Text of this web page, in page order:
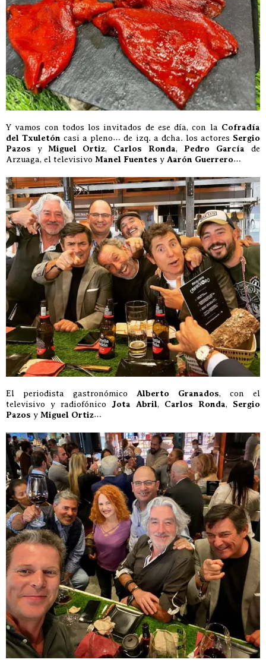
Y vamos con todos los invitados de ese día, con la Cofradía
del Txuletón casi a pleno… de izq. a dcha. los actores Sergio
Pazos y Miguel Ortiz, Carlos Ronda, Pedro García de
Arzuaga, el televisivo Manel Fuentes y Aarón Guerrero…
El periodista gastronómico Alberto Granados, con el
televisivo y radiofónico Jota Abril, Carlos Ronda, Sergio
Pazos y Miguel Ortiz…